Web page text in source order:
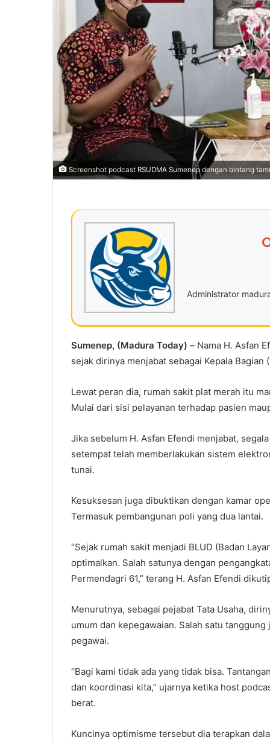
Screenshot podcast RSUDMA Sumenep dengan bintang
Administrator
Sumenep, (Madura Today) – Nama H. Asfan
sejak dirinya menjabat sebagai Kepala Bagian
Lewat peran dia, rumah sakit plat merah itu
Mulai dari sisi pelayanan terhadap pasien
Jika sebelum H. Asfan Efendi menjabat,
setempat telah memberlakukan sistem
tunai.
Kesuksesan juga dibuktikan dengan kamar
Termasuk pembangunan poli yang dua lantai.
“Sejak rumah sakit menjadi BLUD (Badan
optimalkan. Salah satunya dengan
Permendagri 61,” terang H. Asfan Efendi
Menurutnya, sebagai pejabat Tata Usaha,
umum dan kepegawaian. Salah satu
pegawai.
“Bagi kami tidak ada yang tidak bisa.
dan koordinasi kita,” ujarnya ketika host
berat.
Kuncinya optimisme tersebut dia terapkan